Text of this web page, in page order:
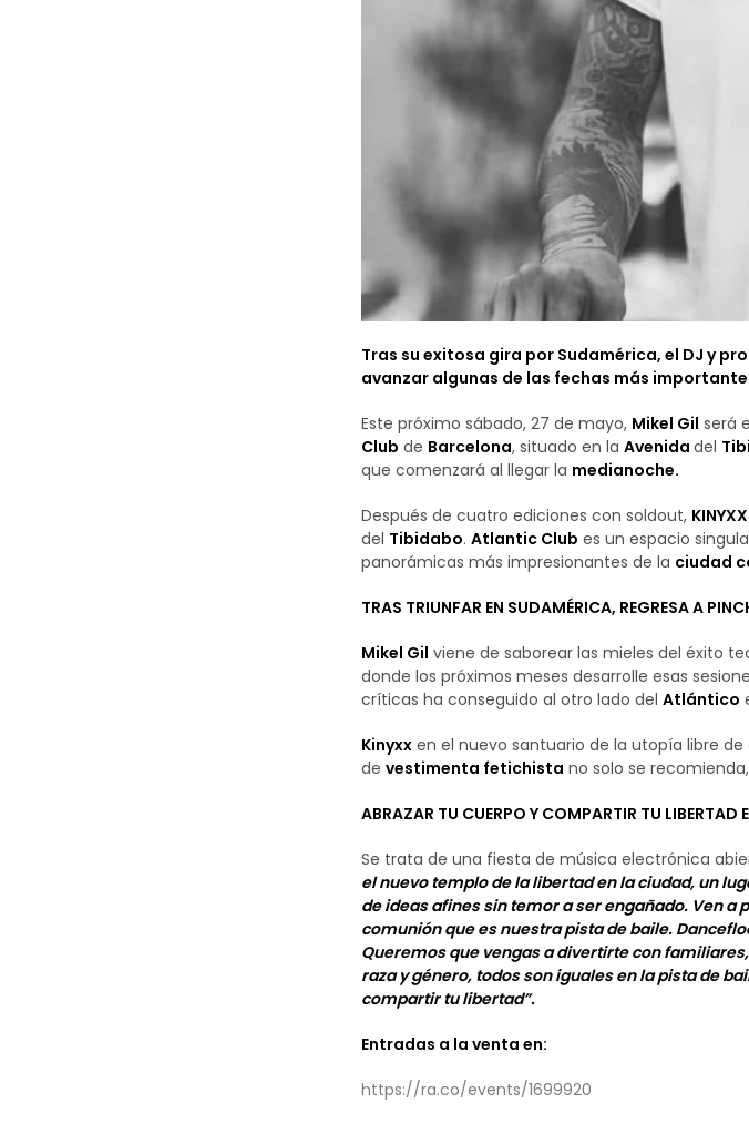
Tras su exitosa gira por Sudamérica, el DJ y
avanzar algunas de las fechas más
Este próximo sábado, 27 de mayo, Mikel Gil será
Club de Barcelona, situado en la Avenida del
que comenzará al llegar la medianoche.
Después de cuatro ediciones con soldout, KINYXX
del Tibidabo. Atlantic Club es un espacio
panorámicas más impresionantes de la ciudad
TRAS TRIUNFAR EN SUDAMÉRICA, REGRESA A
Mikel Gil viene de saborear las mieles del éxito
donde los próximos meses desarrolle esas
críticas ha conseguido al otro lado del Atlántico
Kinyxx en el nuevo santuario de la utopía libre de
de vestimenta fetichista no solo se
ABRAZAR TU CUERPO Y COMPARTIR TU LIBERTAD
Se trata de una fiesta de música electrónica
el nuevo templo de la libertad en la ciudad, un
de ideas afines sin temor a ser engañado. Ven
comunión que es nuestra pista de baile.
Queremos que vengas a divertirte con
raza y género, todos son iguales en la pista de
compartir tu libertad”.
Entradas a la venta en:
https://ra.co/events/1699920